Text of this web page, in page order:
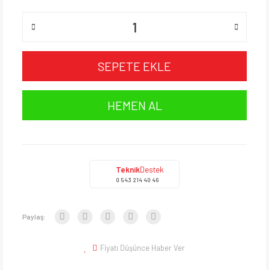
SEPETE EKLE
HEMEN AL
TeknikDestek
0 543 214 40 46
Paylaş:
Fiyatı Düşünce Haber Ver